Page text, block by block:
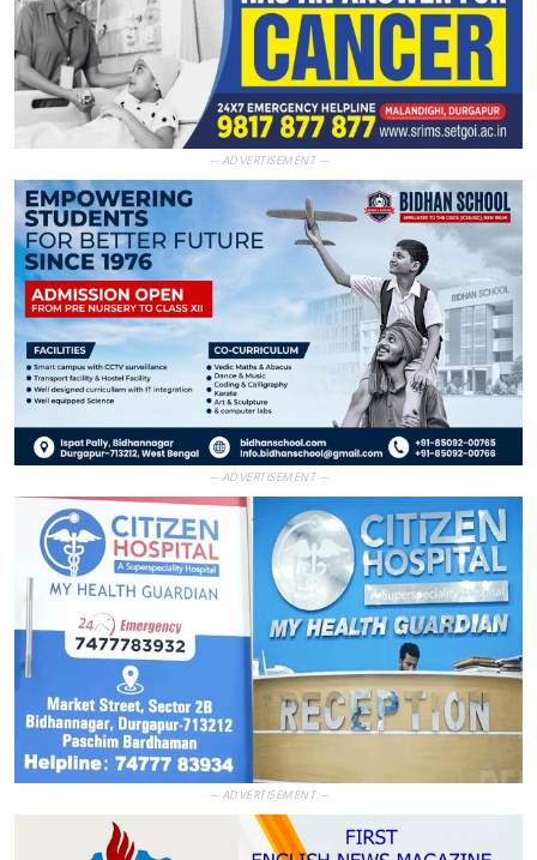
— ADVERTISEMENT —
— ADVERTISEMENT —
— ADVERTISEMENT —